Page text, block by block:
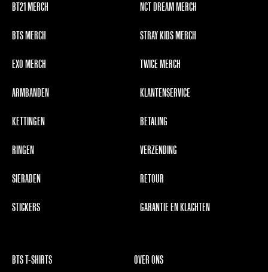
BT21 MERCH
BTS MERCH
EXO MERCH
ARMBANDEN
KETTINGEN
RINGEN
SIERADEN
STICKERS
NCT DREAM MERCH
STRAY KIDS MERCH
TWICE MERCH
KLANTENSERVICE
BETALING
VERZENDING
RETOUR
GARANTIE EN KLACHTEN
BTS T-SHIRTS OVER ONS